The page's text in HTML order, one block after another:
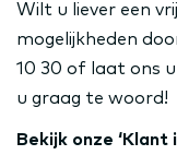
Wilt u liever een
mogelijkheden
10 30 of laat ons u
u graag te woord!
Bekijk onze